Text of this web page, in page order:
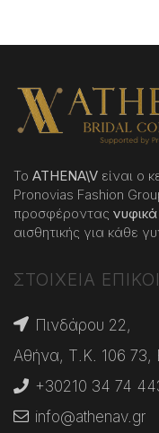
Το ATHENA\V είναι ο
Pronovias Fashion
προσφέροντας νυφικά
αισθητικής για κάθε
ΣΤΟΙΧΕΙΑ
Πινδάρου 22,
Αθήνα, Τ.Κ. 106 73,
+30210 34 74
info@athenav.gr